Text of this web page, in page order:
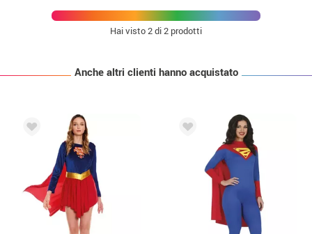
Hai visto2di 2 prodotti
Anche altri clienti hanno acquistato